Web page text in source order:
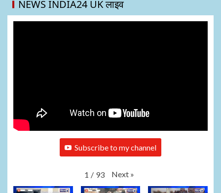
NEWS INDIA24 UK लाइव
Subscribe to my channel
1 / 93 Next »